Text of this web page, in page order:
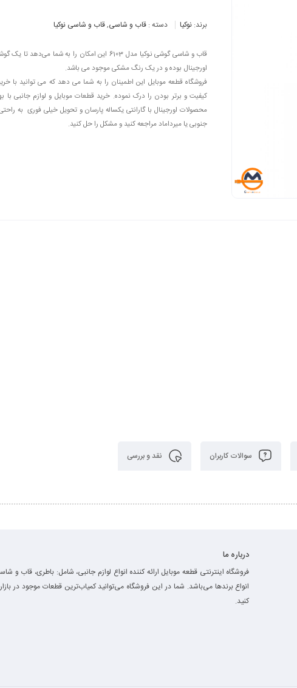
برند: نوکیا دسته : قاب و شاسی,قاب و شاسی نوکیا
قاب و شاسی گوشی نوکیا مدل 6103 این امکان را به
اورجینال بوده و در یک رنگ مشکی موجود می باشد.
فروشگاه قطعه موبایل این اطمینان را به شما می دهد که می توانید با
کیفیت و برتر بودن را درک نموده. خرید قطعات موبایل و لوازم جانبی با
محصولات اورجینال با گارانتی یکساله پارسان و تحویل خیلی فوری به
جنوبی یا میرداماد مراجعه کنید و مشکل را حل کنید.
سوالات کاربران نقد و بررسی
درباره ما
فروشگاه اینترنتی قطعه موبایل ارائه کننده انواع لوازم جانبی، شامل: باطری، قاب و
انواع برند‌ها می‌باشد. شما در این فروشگاه می‌توانید کمیاب‌ترین قطعات موجود در
کنید.